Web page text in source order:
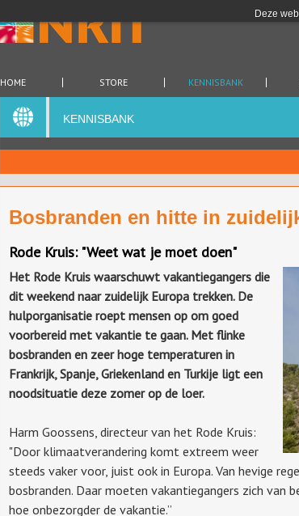
Deze
HOME STORE KENNISBANK
KENNISBANK
Bosbranden en hitte in
Rode Kruis: "Weet wat je moet doen"
Het Rode Kruis waarschuwt vakantiegangers die
dit weekend naar zuidelijk Europa trekken. De
hulporganisatie roept mensen op om goed
voorbereid met vakantie te gaan. Met flinke
bosbranden en zeer hoge temperaturen in
Frankrijk, Spanje, Griekenland en Turkije ligt een
noodsituatie deze zomer op de loer.
Harm Goossens, directeur van het Rode Kruis:
"Door klimaatverandering komt extreem weer
steeds vaker voor, juist ook in Europa. Van hevige
bosbranden. Daar moeten vakantiegangers zich van
hoe onbezorgder de vakantie.”